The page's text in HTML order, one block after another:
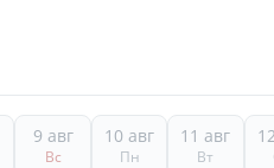
9 авг
Вс
10 авг
Пн
11 авг
Вт